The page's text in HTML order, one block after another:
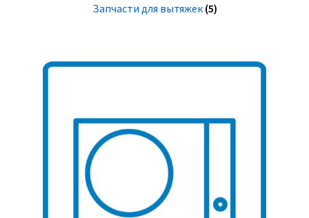
Запчасти для вытяжек (5)